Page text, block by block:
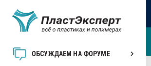
ОБСУЖДАЕМ НА ФОРУМЕ